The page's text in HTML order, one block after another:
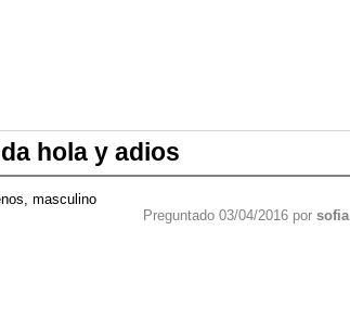
hola y adios
masculino
Preguntado 03/04/2016 por sofia